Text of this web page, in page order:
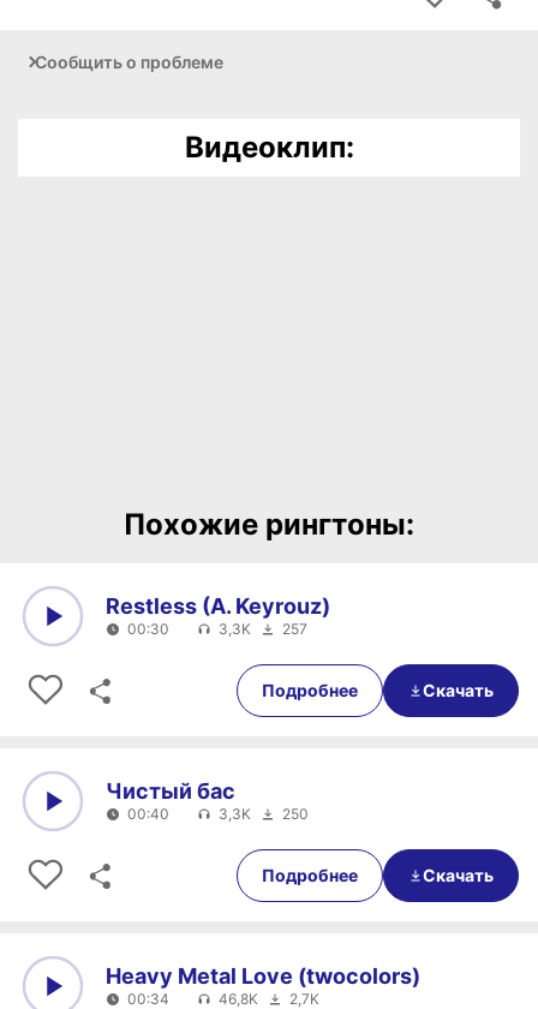
Сообщить о проблеме
Видеоклип:
Похожие рингтоны:
00:30
Restless (A. Keyrouz)
00:30 3,3K 257
Подробнее Скачать
00:40
Чистый бас
00:40 3,3K 250
Подробнее Скачать
Heavy Metal Love (twocolors)
00:34 46,8K 2,7K